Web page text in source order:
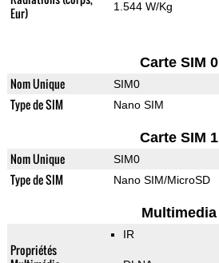
Eur)
1.544 W/Kg
Carte SIM 0
Nom Unique SIM0
Type de SIM Nano SIM
Carte SIM 1
Nom Unique SIM0
Type de SIM Nano SIM/MicroSD
Multimedia
Propriétés
IR